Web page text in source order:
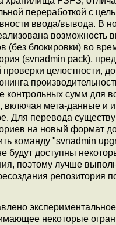
переработкой с
ввода/вывода. В
возможность
(без блокировки) во
(svnadmin pack),
проверки целостности,
контрольных сумм для
включая мета-данные и
Для перевода
на новый формат
команду "svnadmin
будут доступны
поэтому лучше
репозитория
некоторые